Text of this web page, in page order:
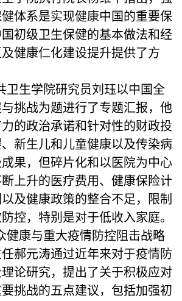
体系是实现健康中国的重要保
初级卫生保健的基本做法和经
健康仁化建设提升提供了方
卫生学院研究员刘珏以中国全
挑战为题进行了专题汇报，他
的政治承诺和针对性的财政投
新生儿和儿童健康以及传染病
果，但碎片化和以医院为中心
上升的医疗费用、健康保险计
及健康政策的整合不足，限制
控，特别是对于低收入家庭。
健康与重大疫情防控阻击战略
郝元涛通过近年来对于疫情防
论研究，提出了关于积极应对
挑战的五点建议，包括加强初